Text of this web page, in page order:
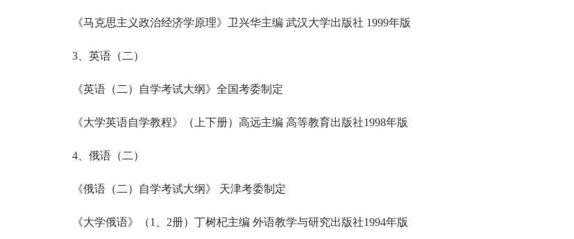
《马克思主义政治经济学原理》卫兴华主编 武汉大学出版社 1999年版
3、英语（二）
《英语（二）自学考试大纲》全国考委制定
《大学英语自学教程》（上下册）高远主编 高等教育出版社1998年版
4、俄语（二）
《俄语（二）自学考试大纲》 天津考委制定
《大学俄语》（1、2册）丁树杞主编 外语教学与研究出版社1994年版